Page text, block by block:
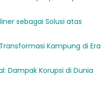
sebagai Solusi atas
Kampung di Era
Dampak Korupsi di Dunia